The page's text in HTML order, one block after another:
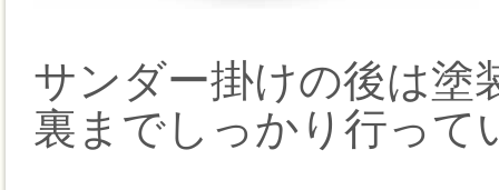
サンダー掛けの後は塗
裏までしっかり行って